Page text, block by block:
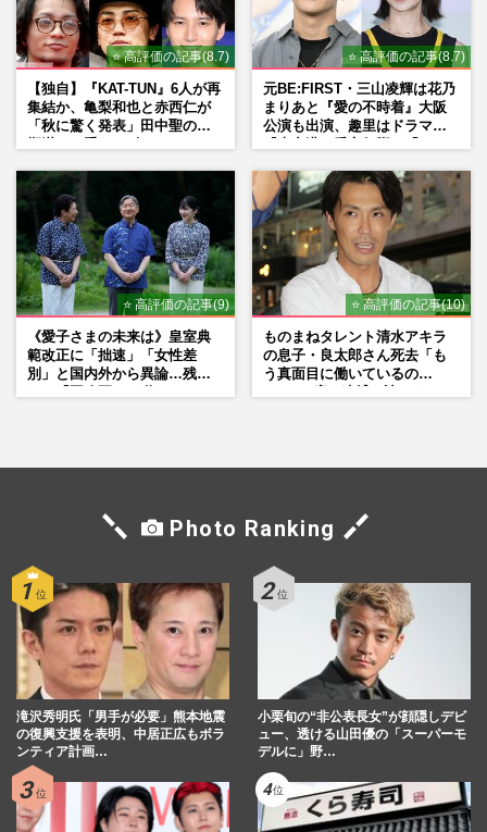
⭐ 高評価の記事(8.7)
【独自】『KAT-TUN』6人が再
集結か、亀梨和也と赤西仁が
「秋に驚く発表」田中聖の刑
⭐ 高評価の記事(8.7)
元BE:FIRST・三山凌輝は花乃
まりあと『愛の不時着』大阪
公演も出演、趣里はドラマ
⭐ 高評価の記事(9)
《愛子さまの未来は》皇室典
範改正に「拙速」「女性差
別」と国内外から異論…残さ
⭐ 高評価の記事(10)
ものまねタレント清水アキラ
の息子・良太郎さん死去「も
う真面目に働いているの
Photo Ranking
滝沢秀明氏「男手が必要」熊本地震
の復興支援を表明、中居正広もボラ
ンティア計画…
小栗旬の“非公表長女”が顔隠しデビ
ュー、透ける山田優の「スーパーモ
デルに」野…